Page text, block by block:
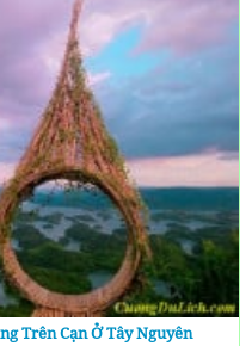
Trên Cạn Ở Tây Nguyên